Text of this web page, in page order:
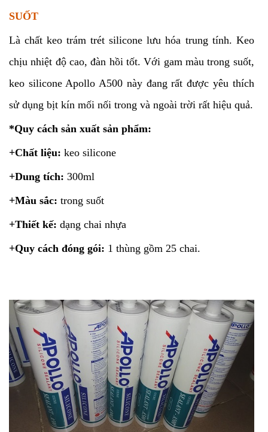
SUỐT
Là chất keo trám trét silicone lưu hóa trung tính. Keo
chịu nhiệt độ cao, đàn hồi tốt. Với gam màu trong suốt,
keo silicone Apollo A500 này đang rất được yêu thích
sử dụng bịt kín mối nối trong và ngoài trời rất hiệu quả.
*Quy cách sản xuất sản phẩm:
+Chất liệu: keo silicone
+Dung tích: 300ml
+Màu sắc: trong suốt
+Thiết kế: dạng chai nhựa
+Quy cách đóng gói: 1 thùng gồm 25 chai.